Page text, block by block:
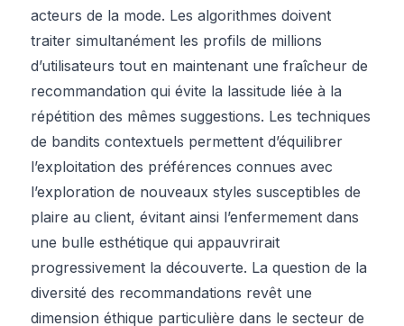
acteurs de la mode. Les algorithmes doivent
traiter simultanément les profils de millions
d’utilisateurs tout en maintenant une fraîcheur de
recommandation qui évite la lassitude liée à la
répétition des mêmes suggestions. Les techniques
de bandits contextuels permettent d’équilibrer
l’exploitation des préférences connues avec
l’exploration de nouveaux styles susceptibles de
plaire au client, évitant ainsi l’enfermement dans
une bulle esthétique qui appauvrirait
progressivement la découverte. La question de la
diversité des recommandations revêt une
dimension éthique particulière dans le secteur de